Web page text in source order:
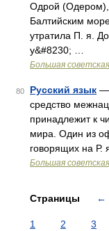
Одрой (Одером),
Балтийским
утратила П. я.
у&#8230; …
Большая
80 Русский язык —
средство
принадлежит к
мира. Один из
говорящих на
Большая
Страницы ←
1 2 3